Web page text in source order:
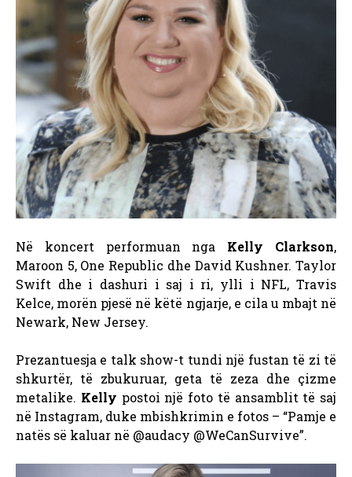
Në koncert performuan nga Kelly Clarkson,
Maroon 5, One Republic dhe David Kushner. Taylor
Swift dhe i dashuri i saj i ri, ylli i NFL, Travis
Kelce, morën pjesë në këtë ngjarje, e cila u mbajt në
Newark, New Jersey.
Prezantuesja e talk show-t tundi një fustan të zi të
shkurtër, të zbukuruar, geta të zeza dhe çizme
metalike. Kelly postoi një foto të ansamblit të saj
në Instagram, duke mbishkrimin e fotos – “Pamje e
natës së kaluar në @audacy @WeCanSurvive”.